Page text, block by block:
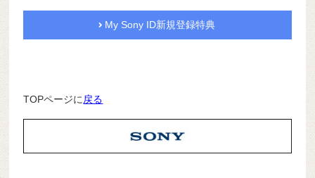
My Sony ID新規登録特典
TOPページに戻る